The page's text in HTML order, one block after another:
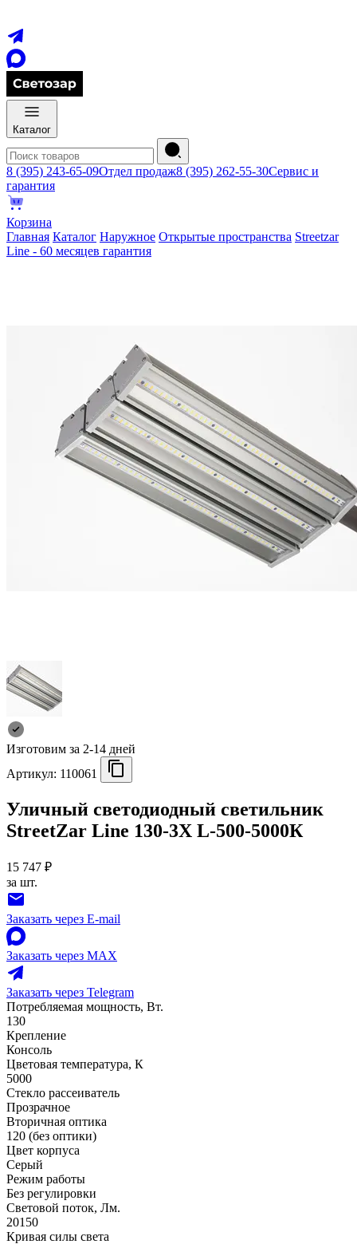
Каталог
8 (395) 243-65-09Отдел продаж8 (395) 262-55-30Сервис и
гарантия
Корзина
Главная Каталог Наружное Открытые пространства Streetzar
Line - 60 месяцев гарантия
Изготовим за 2-14 дней
Артикул: 110061
Уличный светодиодный светильник
StreetZar Line 130-3Х L-500-5000К
15 747 ₽
за шт.
Заказать через E-mail
Заказать через MAX
Заказать через Telegram
Потребляемая мощность, Вт.
130
Крепление
Консоль
Цветовая температура, К
5000
Стекло рассеиватель
Прозрачное
Вторичная оптика
120 (без оптики)
Цвет корпуса
Серый
Режим работы
Без регулировки
Световой поток, Лм.
20150
Кривая силы света